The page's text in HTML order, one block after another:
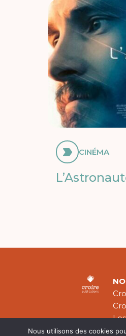
CINÉMA
Nous utilisons des cookies